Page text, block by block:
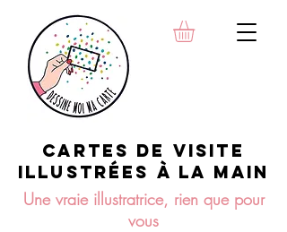
INFIRMIERE, SAGE-FEMME,
OSTÉOPATHE,
KINÉSITHÉRAPEUTE, NATUROPA
THE, DIÉTÉTICIENNE,...
Cartes de visite
illustrées à la maiN
Une vraie illustratrice, rien que pour
vous